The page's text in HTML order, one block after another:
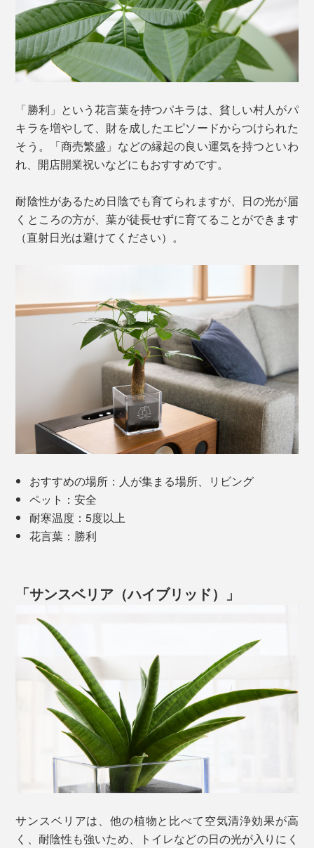
「勝利」という花言葉を持つパキラは、貧しい村人がパ
キラを増やして、財を成したエピソードからつけられた
そう。「商売繁盛」などの縁起の良い運気を持つといわ
れ、開店開業祝いなどにもおすすめです。
耐陰性があるため日陰でも育てられますが、日の光が届
くところの方が、葉が徒長せずに育てることができます
（直射日光は避けてください）。
おすすめの場所：人が集まる場所、リビング
ペット：安全
耐寒温度：5度以上
花言葉：勝利
「サンスベリア（ハイブリッド）」
サンスベリアは、他の植物と比べて空気清浄効果が高
く、耐陰性も強いため、トイレなどの日の光が入りにく